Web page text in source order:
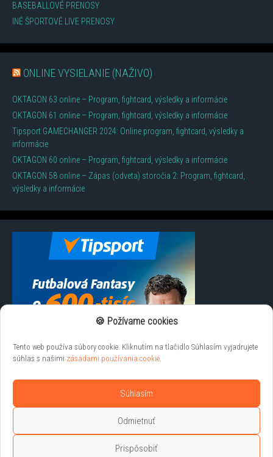
🍪 Požívame cookies
Tento web používa súbory cookie. Kliknutím na tlačidlo Súhlasím vyjadrujete
súhlas s našimi zásadami používania cookie.
Súhlasím
Odmietnuť
Prispôsobiť
BASEBALLOVÉ PRENOSY
INÉ ŠPORTOVÉ LIVE PRENOSY
ONLINE VYSIELANIE (NAŽIVO)
OKTAGON 63 online – Program, fightcard, výsledky a informácie
OKTAGON 61 online – Program, fightcard, výsledky a informácie
Tipsport GAMECHANGER 2024: Online program, fightcard, výsledky a
informácie
OKTAGON 60 online – Program, fightcard, výsledky a informácie
OKTAGON 58 online – Zápas (odveta) storočia 2: Program, fightcard,
výsledky a informácie